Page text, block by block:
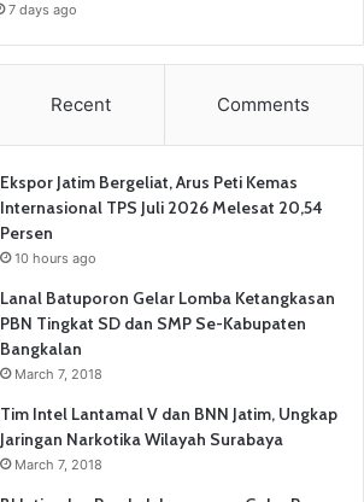
7 days ago
Recent Comments
Ekspor Jatim Bergeliat, Arus Peti Kemas
Internasional TPS Juli 2026 Melesat 20,54
Persen
10 hours ago
Lanal Batuporon Gelar Lomba Ketangkasan
PBN Tingkat SD dan SMP Se-Kabupaten
Bangkalan
March 7, 2018
Tim Intel Lantamal V dan BNN Jatim, Ungkap
Jaringan Narkotika Wilayah Surabaya
March 7, 2018